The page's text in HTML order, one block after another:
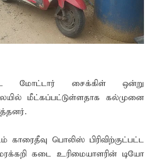
மோட்டார் சைக்கிள் ஒன்று
மீட்கப்பட்டுள்ளதாக கல்முனை
பொலிஸ் பிரிவிற்குட்பட்ட
கடை உரிமையாளரின் டியோ